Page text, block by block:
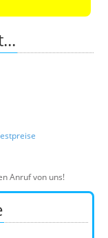
Anruf von uns!